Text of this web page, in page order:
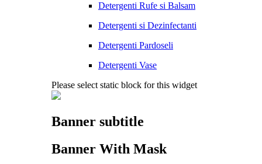
Detergenti Rufe si Balsam
Detergenti si Dezinfectanti
Detergenti Pardoseli
Detergenti Vase
Please select static block for this widget
Banner subtitle
Banner With Mask